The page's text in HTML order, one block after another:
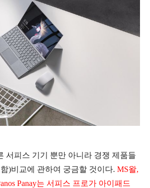
서피스 기기 뿐만 아니라 경쟁 제품들
)비교에 관하여 궁금할 것이다. MS왈,
Panay는 서피스 프로가 아이패드